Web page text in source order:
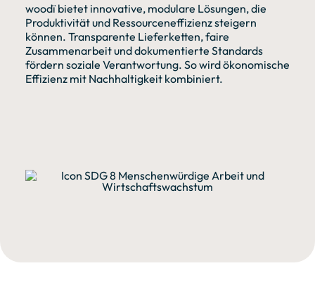
woodï bietet innovative, modulare Lösungen, die
Produktivität und Ressourceneffizienz steigern
können. Transparente Lieferketten, faire
Zusammenarbeit und dokumentierte Standards
fördern soziale Verantwortung. So wird ökonomische
Effizienz mit Nachhaltigkeit kombiniert.